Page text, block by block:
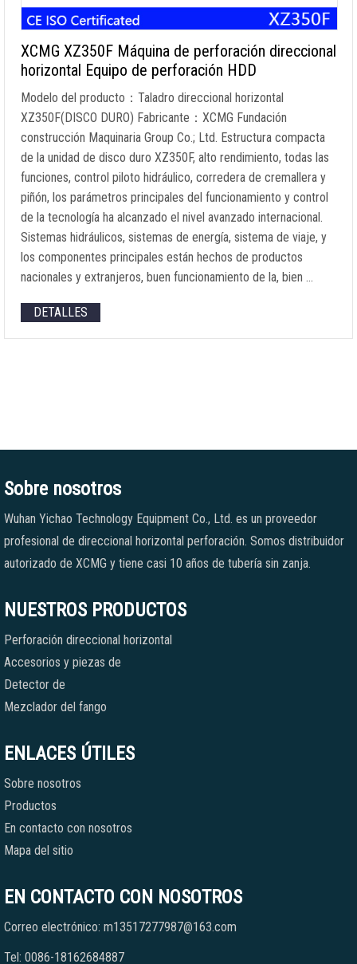
XCMG XZ350F Máquina de perforación direccional
horizontal Equipo de perforación HDD
Modelo del producto：Taladro direccional horizontal
XZ350F(DISCO DURO) Fabricante：XCMG Fundación
construcción Maquinaria Group Co.; Ltd. Estructura compacta
de la unidad de disco duro XZ350F, alto rendimiento, todas las
funciones, control piloto hidráulico, corredera de cremallera y
piñón, los parámetros principales del funcionamiento y control
de la tecnología ha alcanzado el nivel avanzado internacional.
Sistemas hidráulicos, sistemas de energía, sistema de viaje, y
los componentes principales están hechos de productos
nacionales y extranjeros, buen funcionamiento de la, bien …
DETALLES
Sobre nosotros
Wuhan Yichao Technology Equipment Co., Ltd. es un proveedor
profesional de direccional horizontal perforación. Somos distribuidor
autorizado de XCMG y tiene casi 10 años de tubería sin zanja.
NUESTROS PRODUCTOS
Perforación direccional horizontal
Accesorios y piezas de
Detector de
Mezclador del fango
ENLACES ÚTILES
Sobre nosotros
Productos
En contacto con nosotros
Mapa del sitio
EN CONTACTO CON NOSOTROS
Correo electrónico: m13517277987@163.com
Tel: 0086-18162684887